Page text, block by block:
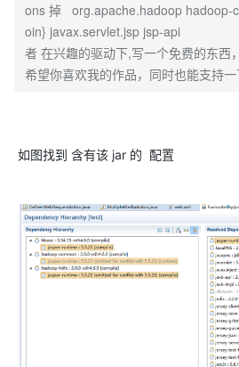
ons 掉 org.apache.hadoop hadoop-
oin} javax.servlet.jsp
者 在兴趣的驱动下,写一个免费的东西
希望你喜欢我的作品，同时也能支持一
如图找到 含有该 jar 的 配置